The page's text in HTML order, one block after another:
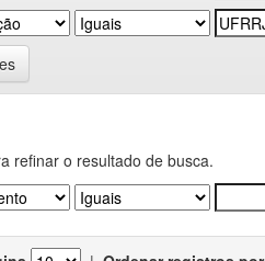
refinar o resultado de busca.